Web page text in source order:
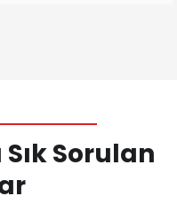
Sorulan